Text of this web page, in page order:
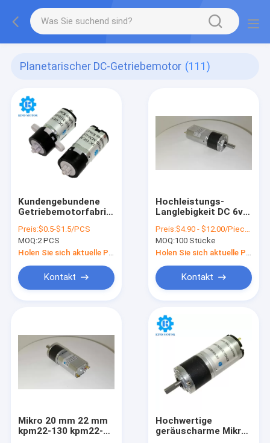
Planetarischer DC-Getriebemotor (111)
Kundengebundene
Getriebemotorfabrik
30g 10mm1.5v 3.3v
5v m10 M20 m30
Plastik
Preis:$0.5-$1.5/PCS
MOQ:2 PCS
Kontakt
Hochleistungs-
Langlebigkeit DC 6v
Bürstenloser Dia
16mm 22mm 24mm
25mm
Planetengetriebe
Reduktor
Elektromotor
Preis:$4.90 - $12.00/Pieces
MOQ:100 Stücke
Kontakt
Mikro 20 mm 22 mm
kpm22-130 kpm22-
Hochwertige
geräuscharme Mikro